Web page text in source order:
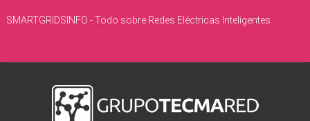
SMARTGRIDSINFO - Todo sobre Redes Eléctricas Inteligentes